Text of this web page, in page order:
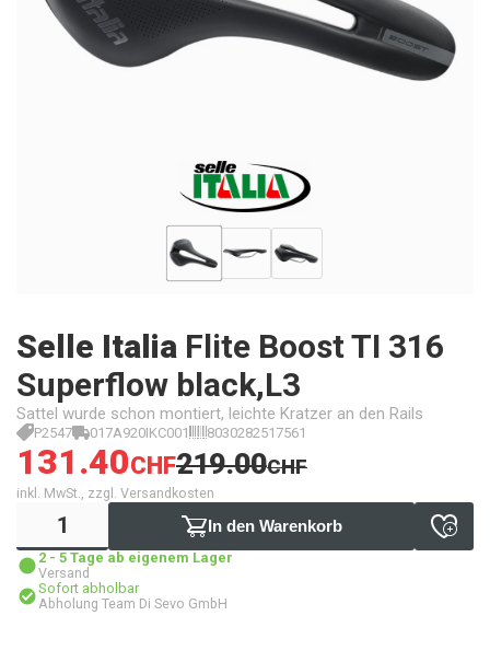
Selle Italia Flite Boost TI 316
Superflow black,L3
Sattel wurde schon montiert, leichte Kratzer an den Rails
P2547 017A920IKC001 8030282517561
131.40CHF219.00CHF
inkl. MwSt., zzgl. Versandkosten
In den Warenkorb
2 - 5 Tage ab eigenem Lager
Versand
Sofort abholbar
Abholung Team Di Sevo GmbH